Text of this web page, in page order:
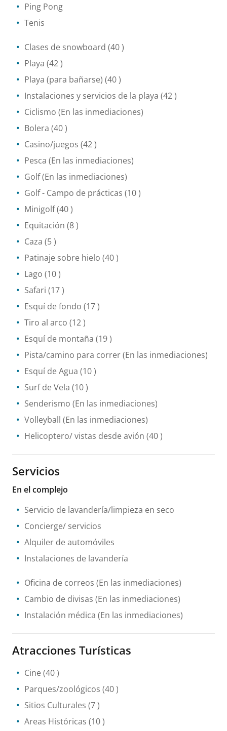
Ping Pong
Tenis
Clases de snowboard (40 )
Playa (42 )
Playa (para bañarse) (40 )
Instalaciones y servicios de la playa (42 )
Ciclismo (En las inmediaciones)
Bolera (40 )
Casino/juegos (42 )
Pesca (En las inmediaciones)
Golf(En las inmediaciones)
Golf - Campo de prácticas (10 )
Minigolf(40 )
Equitación (8 )
Caza (5 )
Patinaje sobre hielo (40 )
Lago (10 )
Safari (17 )
Esquí de fondo (17 )
Tiro al arco (12 )
Esquí de montaña (19 )
Pista/camino para correr(En las inmediaciones)
Esquí de Agua (10 )
Surf de Vela (10 )
Senderismo (En las inmediaciones)
Volleyball (En las inmediaciones)
Helicoptero/ vistas desde avión (40 )
Servicios
En el complejo
Servicio de lavandería/limpieza en seco
Concierge/ servicios
Alquiler de automóviles
Instalaciones de lavandería
Oficina de correos (En las inmediaciones)
Cambio de divisas (En las inmediaciones)
Instalación médica (En las inmediaciones)
Atracciones Turísticas
Cine (40 )
Parques/zoológicos (40 )
Sitios Culturales (7 )
Areas Históricas (10 )